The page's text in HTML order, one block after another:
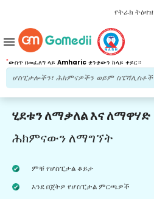
የትራክ ትዕዛዝ
*ውስጥ በመፈለግ ላይ Amharic ቋንቋውን ከላይ ቀይር።
menu
ሂደቱን ለማቃለል እና ለማዋሃድ
ሕክምናውን ለማግኘት
ምቹ የሆስፒታል ቆይታ
እንደ በጀትዎ የሆስፒታል ምርጫዎች